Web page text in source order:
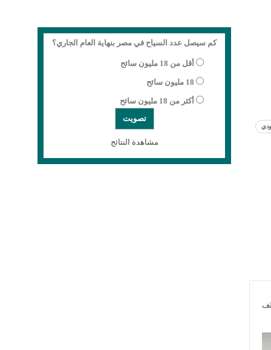
كم سيصل عدد السياح في مصر بنهاية العام الجاري؟
أقل من 18 مليون سائح
18 مليون سائح
أكثر من 18 مليون سائح
مشاهدة النتائج